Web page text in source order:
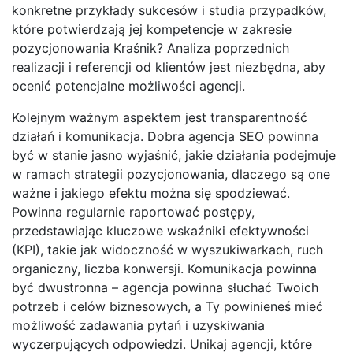
konkretne przykłady sukcesów i studia przypadków,
które potwierdzają jej kompetencje w zakresie
pozycjonowania Kraśnik? Analiza poprzednich
realizacji i referencji od klientów jest niezbędna, aby
ocenić potencjalne możliwości agencji.
Kolejnym ważnym aspektem jest transparentność
działań i komunikacja. Dobra agencja SEO powinna
być w stanie jasno wyjaśnić, jakie działania podejmuje
w ramach strategii pozycjonowania, dlaczego są one
ważne i jakiego efektu można się spodziewać.
Powinna regularnie raportować postępy,
przedstawiając kluczowe wskaźniki efektywności
(KPI), takie jak widoczność w wyszukiwarkach, ruch
organiczny, liczba konwersji. Komunikacja powinna
być dwustronna – agencja powinna słuchać Twoich
potrzeb i celów biznesowych, a Ty powinieneś mieć
możliwość zadawania pytań i uzyskiwania
wyczerpujących odpowiedzi. Unikaj agencji, które